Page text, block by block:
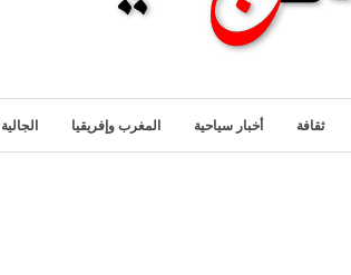
ثقافة أخبار سياحية المغرب وإفريقيا الجالية TV